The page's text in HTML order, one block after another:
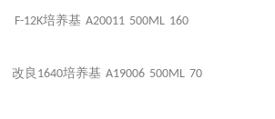
F-12K培养基 A20011 500ML 160
改良 1640培养基 A19006 500ML 70